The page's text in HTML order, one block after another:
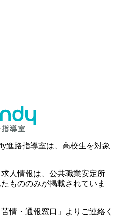
進路指導室は、高校生を対象
人情報は、公共職業安定所
もののみが掲載されていま
苦情・通報窓口」
よりご連絡く